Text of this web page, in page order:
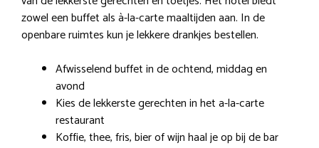
zowel een buffet als à-la-carte maaltijden aan. In de
openbare ruimtes kun je lekkere drankjes bestellen.
Afwisselend buffet in de ochtend, middag en
avond
Kies de lekkerste gerechten in het a-la-carte
restaurant
Koffie, thee, fris, bier of wijn haal je op bij de bar